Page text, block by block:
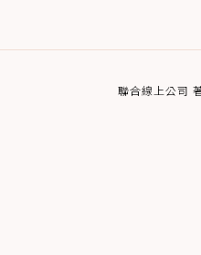
聯合線上公司